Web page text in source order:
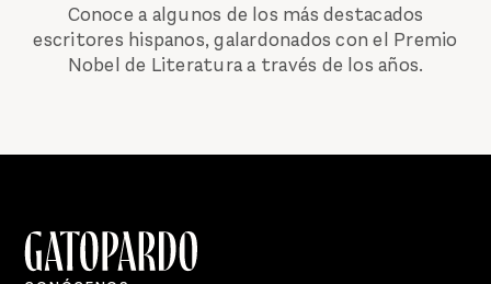
Conoce a algunos de los más destacados
escritores hispanos, galardonados con el Premio
Nobel de Literatura a través de los años.